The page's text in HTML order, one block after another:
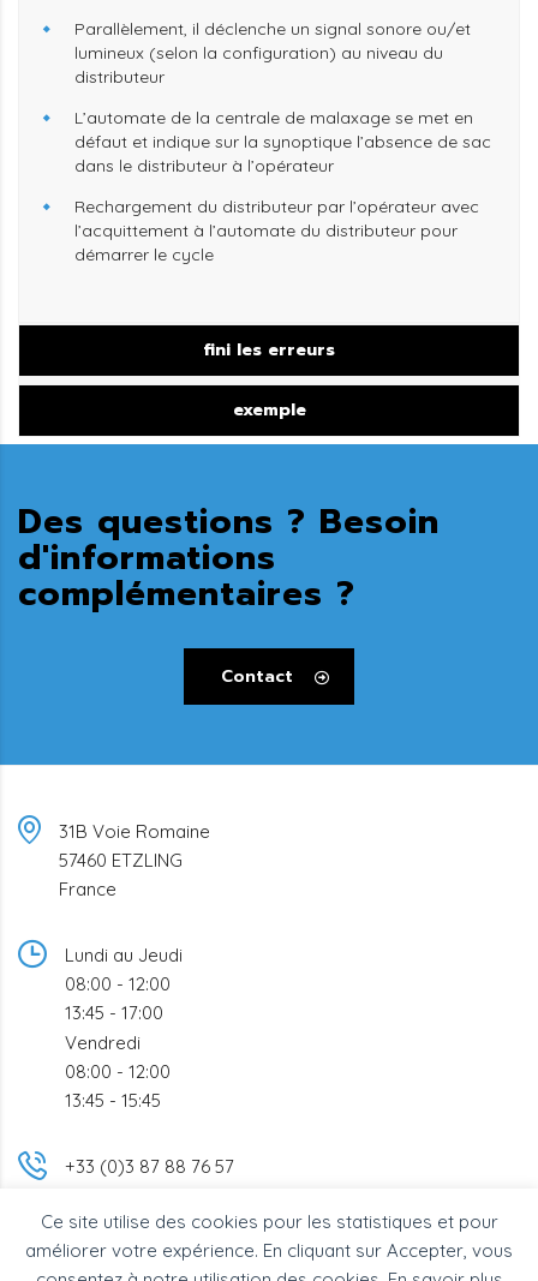
Ce site utilise des cookies pour les statistiques et pour
améliorer votre expérience. En cliquant sur Accepter, vous
Parallèlement, il déclenche un signal sonore ou/et
lumineux (selon la configuration) au niveau du
distributeur
L’automate de la centrale de malaxage se met en
défaut et indique sur la synoptique l’absence de sac
dans le distributeur à l’opérateur
Rechargement du distributeur par l’opérateur avec
l’acquittement à l’automate du distributeur pour
démarrer le cycle
fini les erreurs
exemple
Des questions ? Besoin
d'informations
complémentaires ?
Contact
31B Voie Romaine
57460 ETZLING
France
Lundi au Jeudi
08:00 - 12:00
13:45 - 17:00
Vendredi
08:00 - 12:00
13:45 - 15:45
+33 (0)3 87 88 76 57
info@bsc-industrie.com